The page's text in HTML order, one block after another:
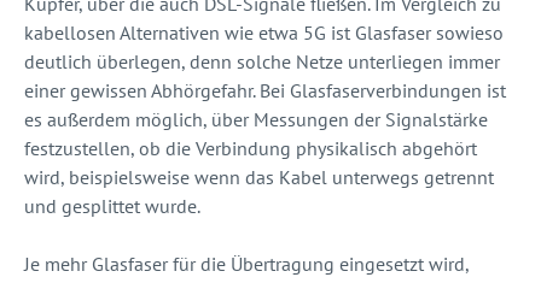
kabellosen Alternativen wie etwa 5G ist Glasfaser sowieso
deutlich überlegen, denn solche Netze unterliegen immer
einer gewissen Abhörgefahr. Bei Glasfaserverbindungen ist
es außerdem möglich, über Messungen der Signalstärke
festzustellen, ob die Verbindung physikalisch abgehört
wird, beispielsweise wenn das Kabel unterwegs getrennt
und gesplittet wurde.
Je mehr Glasfaser für die Übertragung eingesetzt wird,